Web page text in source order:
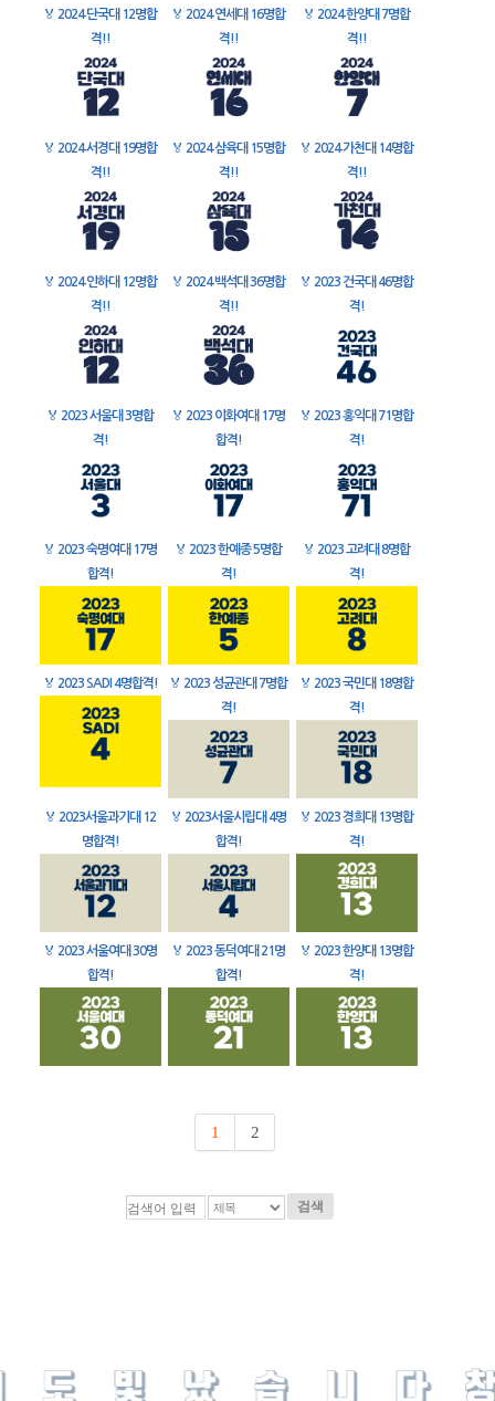
🏅 2024 단국대 12명합
격!!
🏅 2024 연세대 16명합
격!!
🏅 2024 한양대 7명합
격!!
🏅 2024 서경대 19명합
격!!
🏅 2024 삼육대 15명합
격!!
🏅 2024 가천대 14명합
격!!
🏅 2024 인하대 12명합
격!!
🏅 2024 백석대 36명합
격!!
🏅 2023 건국대 46명합
격!
🏅 2023 서울대 3명합
격!
🏅 2023 이화여대 17명
합격!
🏅 2023 홍익대 71명합
격!
🏅 2023 숙명여대 17명
합격!
🏅 2023 한예종 5명합
격!
🏅 2023 고려대 8명합
격!
🏅 2023 SADI 4명합격! 🏅 2023 성균관대 7명합
격!
🏅 2023 국민대 18명합
격!
🏅 2023서울과기대 12
명합격!
🏅 2023서울시립대 4명
합격!
🏅 2023 경희대 13명합
격!
🏅 2023 서울여대 30명
합격!
🏅 2023 동덕여대 21명
합격!
🏅 2023 한양대 13명합
격!
1 2
검색